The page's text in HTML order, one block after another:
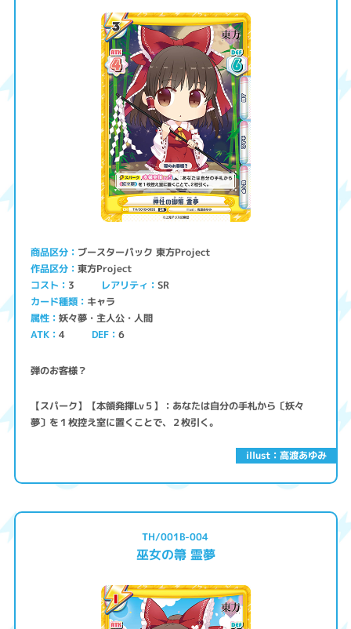
illust：高渡あゆみ
商品区分 ブースターパック 東方Project
作品区分 東方Project
コスト 3 レアリティ SR
カード種類 キャラ
属性 妖々夢・主人公・人間
ATK 4 DEF 6
弾のお客様？
【スパーク】【本領発揮Lv５】：あなたは自分の手札から〔妖々
夢〕を１枚控え室に置くことで、２枚引く。
TH/001B-004
巫女の箒 霊夢